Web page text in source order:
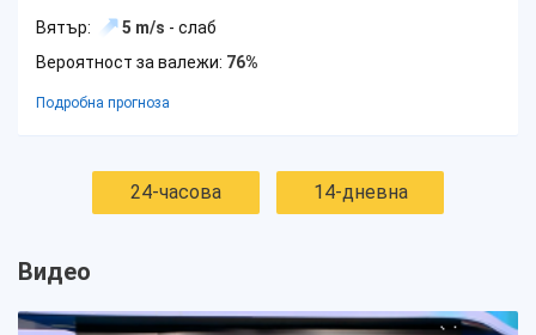
Вятър: 5 m/s - слаб
Вероятност за валежи: 76%
Подробна прогноза
24-часова 14-дневна
Видео